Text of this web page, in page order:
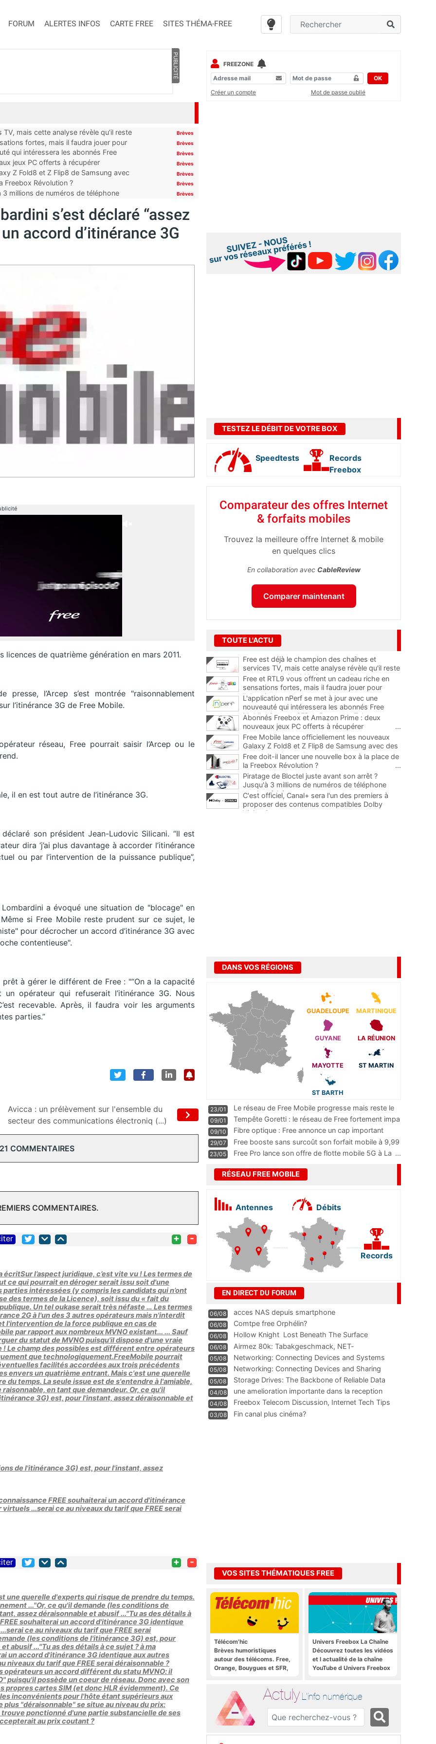
FORUM ALERTES INFOS CARTE FREE SITES THÉMA-FREE
PUBLICITÉ
mais cette analyse révèle qu’il reste Brèves
fortes, mais il faudra jouer pour Brèves
qui intéressera les abonnés Free Brèves
jeux PC offerts à récupérer Brèves
Z Fold8 et Z Flip8 de Samsung avec Brèves
Freebox Révolution ? Brèves
3 millions de numéros de téléphone Brèves
s’est déclaré “assez
accord d’itinérance 3G
de quatrième génération en mars 2011.
l’Arcep s’est montrée "raisonnablement
l’itinérance 3G de Free Mobile.
réseau, Free pourrait saisir l’Arcep ou le
il en est tout autre de l’itinérance 3G.
son président Jean-Ludovic Silicani. “Il est
dira ‘j’ai plus davantage à accorder l’itinérance
ou par l’intervention de la puissance publique”,
a évoqué une situation de "blocage" en
si Free Mobile reste prudent sur ce sujet, le
pour décrocher un accord d’itinérance 3G avec
contentieuse".
à gérer le différent de Free : "“On a la capacité
opérateur qui refuserait l’itinérance 3G. Nous
recevable. Après, il faudra voir les arguments
parties.”
Avicca : un prélèvement sur l'ensemble du
secteur des communications électroniq (...)
COMMENTAIRES
COMMENTAIRES.
+ -
écritSur l’aspect juridique, c’est vite vu ! Les termes de
ce qui pourrait en déroger serait issu soit d'une
intéressées (y compris les candidats qui n’ont
des termes de la Licence), soit issu du « fait du
Un tel oukase serait très néfaste … Les termes
2G à l'un des 3 autres opérateurs mais n'interdit
l'intervention de la force publique en cas de
par rapport aux nombreux MVNO existant... ... Sauf
du statut de MVNO puisqu'il dispose d'une vraie
Le champ des possibles est différent entre opérateurs
que technologiquement.FreeMobile pourrait
facilités accordées aux trois précédents
envers un quatrième entrant. Mais c'est une querelle
du temps. La seule issue est de s'entendre à l'amiable,
en tant que demandeur. Or, ce qu'il
3G) est, pour l'instant, assez déraisonnable et
de l'itinérance 3G) est, pour l'instant, assez
FREE souhaiterai un accord d'itinérance
...serai ce au niveaux du tarif que FREE serai
+ -
une querelle d'experts qui risque de prendre du temps.
..."Or, ce qu'il demande (les conditions de
assez déraisonnable et abusif ..."Tu as des détails à
souhaiterai un accord d'itinérance 3G identique
ce au niveaux du tarif que FREE serai
(les conditions de l'itinérance 3G) est, pour
abusif ..."Tu as des détails à ce sujet ? à ma
un accord d'itinérance 3G identique aux autres
niveaux du tarif que FREE serai déraisonnable ?
opérateurs un accord différent du statu MVNO: il
puisqu'il possède un coeur de réseau. Donc avec son
propres cartes SIM (et donc HLR évidemment). Ce
inconvénients pour l'hôte étant supérieurs aux
plus "déraisonnable" se situe au niveau du prix:
ponctionné d'une partie substancielle de ses
au prix coutant ?
FREEZONE
OK
Créer un compte
Mot de passe oublié
TESTEZ LE DÉBIT DE VOTRE BOX
Speedtests
Records
Freebox
Comparateur des offres Internet
& forfaits mobiles
Trouvez la meilleure offre Internet & mobile
en quelques clics
En collaboration avec CableReview
Comparer maintenant
TOUTE L'ACTU
Free est déjà le champion des chaînes et
services TV, mais cette analyse révèle qu'il reste
encore au moins 141 ajouts possibles
Free et RTL9 vous offrent un cadeau riche en
sensations fortes, mais il faudra jouer pour
l'obtenir
L'application nPerf se met à jour avec une
nouveauté qui intéressera les abonnés Free
Mobile, Orange, SFR et Bouygues Telecom
Abonnés Freebox et Amazon Prime : deux
nouveaux jeux PC offerts à récupérer
...
Free Mobile lance officiellement les nouveaux
Galaxy Z Fold8 et Z Flip8 de Samsung avec des
promos et des cadeaux
...
Free doit-il lancer une nouvelle box à la place de
la Freebox Révolution ?
...
Piratage de Bloctel juste avant son arrêt ?
Jusqu'à 3 millions de numéros de téléphone
auraient fuité
C'est officiel, Canal+ sera l'un des premiers à
proposer des contenus compatibles Dolby
Vision 2
DANS VOS RÉGIONS
GUADELOUPE MARTINIQUE
GUYANE LA RÉUNION
MAYOTTE ST MARTIN
ST BARTH
23/01
Le réseau de Free Mobile progresse mais reste le
m
...
09/01
Tempête Goretti : le réseau de Free fortement impa
09/10
Fibre optique : Free annonce un cap important
pass
...
29/07
Free booste sans surcoût son forfait mobile à 9,99
23/05 Free Pro lance son offre de flotte mobile 5G à La ...
RÉSEAU FREE MOBILE
Antennes Débits
Records
EN DIRECT DU FORUM
06/08 acces NAS depuis smartphone
06/08 Comtpe free Orphélin?
06/08 Hollow Knight  Lost Beneath The Surface
06/08
Airmez 80k: Tabakgeschmack, NET-
Technologie und Leistung im
05/08 Networking: Connecting Devices and Systems
05/08
Networking: Connecting Devices and Sharing
Information
05/08
Storage Drives: The Backbone of Reliable Data
Management
04/08
une amelioration importante dans la reception
WIFI
04/08
Freebox Telecom Discussion, Internet Tech Tips
Communi
03/08 Fin canal plus cinéma?
VOS SITES THÉMATIQUES FREE
Télécom'hic
Brèves humoristiques
autour des télécoms. Free,
Orange, Bouygues et SFR,
Univers Freebox La Chaîne
Découvrez toutes les vidéos
et l actualité de la chaîne
YouTube d Univers Freebox
Actuly L'info numérique